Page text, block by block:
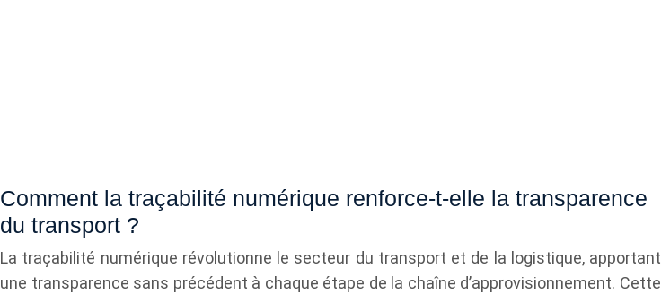
Comment la traçabilité numérique renforce-t-elle la transparence
du transport ?
La traçabilité numérique révolutionne le secteur du transport et de la logistique, apportant
une transparence sans précédent à chaque étape de la chaîne d’approvisionnement. Cette